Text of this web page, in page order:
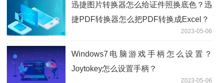
迅捷图片转换器怎么给证件照换底色？迅
捷PDF转换器怎么把PDF转换成Excel？
2023-05-06
Windows7电脑游戏手柄怎么设置？
Joytokey怎么设置手柄？
2023-05-06